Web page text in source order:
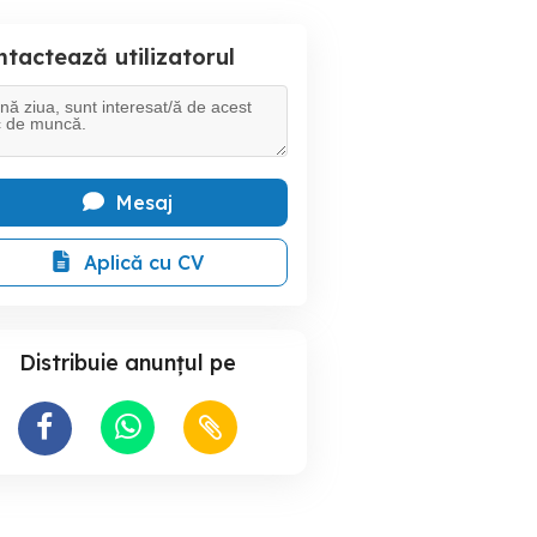
utilizatorul
Mesaj
Aplică cu CV
Distribuie anunțul pe